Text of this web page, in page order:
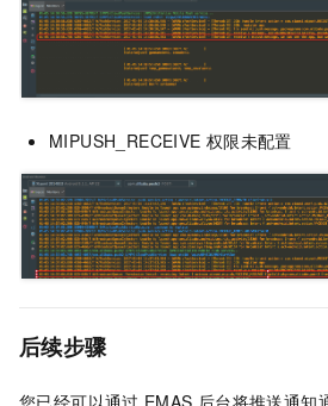
MIPUSH_RECEIVE 权限未配置
后续步骤